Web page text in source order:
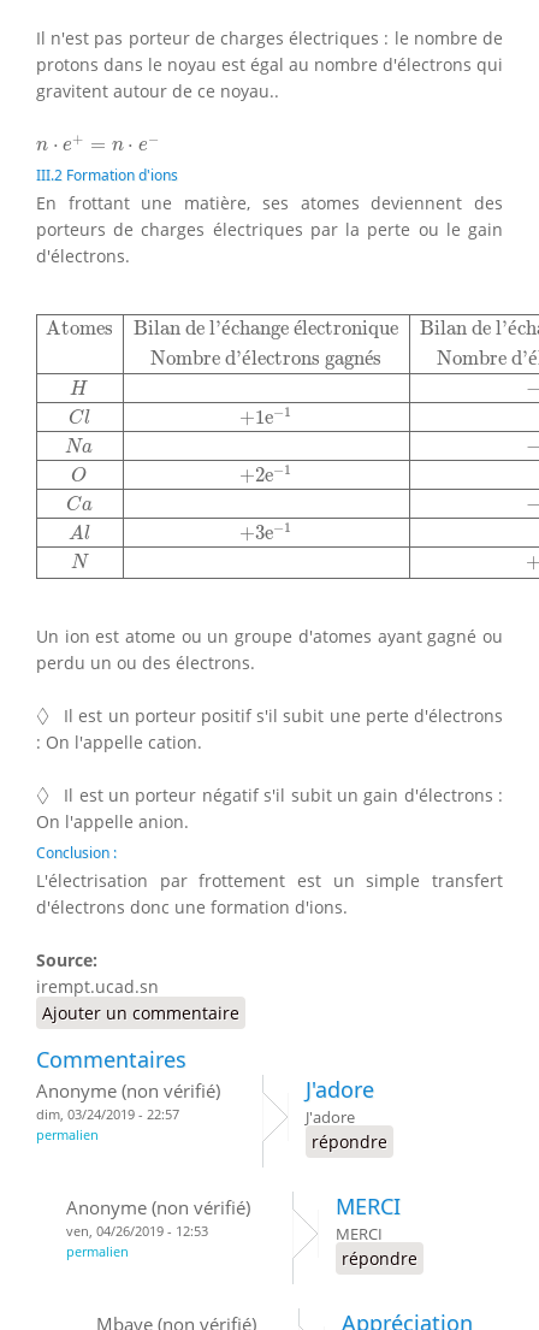
Il n'est pas porteur de charges électriques : le nombre de
protons dans le noyau est égal au nombre d'électrons qui
gravitent autour de ce noyau..
n ⋅ e+ = n ⋅ e−
+=
III.2 Formation d'ions
En frottant une matière, ses atomes deviennent des
porteurs de charges électriques par la perte ou le gain
d'électrons.
Atomes Bilan de l'échange électronique Bilan de l'é
Nombre d'électrons gagnés Nombre d'é
H
Cl +1e−1
Na
O +2e−1
Ca
Al +3e−1
N
AtomesBilan de l'échange électroniqueBilan de
Un ion est atome ou un groupe d'atomes ayant gagné ou
perdu un ou des électrons.
◊
◊
Il est un porteur positif s'il subit une perte d'électrons
: On l'appelle cation.
◊
◊
Il est un porteur négatif s'il subit un gain d'électrons :
On l'appelle anion.
Conclusion :
L'électrisation par frottement est un simple transfert
d'électrons donc une formation d'ions.
Source:
irempt.ucad.sn
Ajouter un commentaire
Commentaires
Anonyme (non vérifié)
dim, 03/24/2019 - 22:57
permalien
J'adore
J'adore
répondre
Anonyme (non vérifié)
ven, 04/26/2019 - 12:53
permalien
MERCI
MERCI
répondre
Mbaye (non vérifié) Appréciation